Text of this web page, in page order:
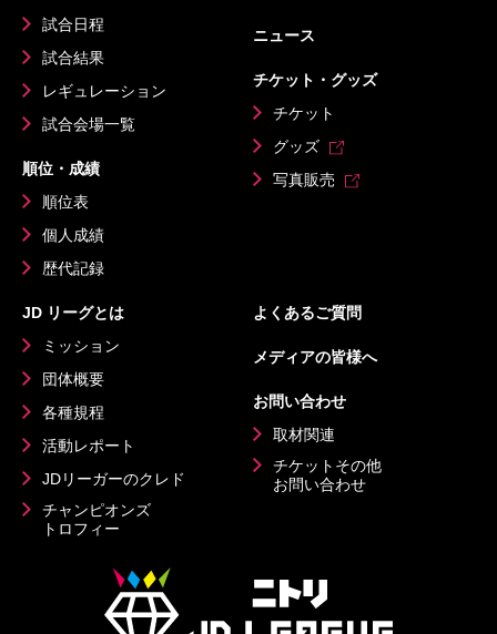
試合日程
試合結果
レギュレーション
試合会場一覧
順位・成績
順位表
個人成績
歴代記録
ニュース
チケット・グッズ
チケット
グッズ
写真販売
JD リーグとは
ミッション
団体概要
各種規程
活動レポート
JDリーガーのクレド
チャンピオンズ
トロフィー
よくあるご質問
メディアの皆様へ
お問い合わせ
取材関連
チケットその他
お問い合わせ